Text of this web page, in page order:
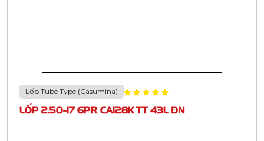
Lốp Tube Type (Casumina)
LỐP 2.50-17 6PR CA128K TT 43L ĐN